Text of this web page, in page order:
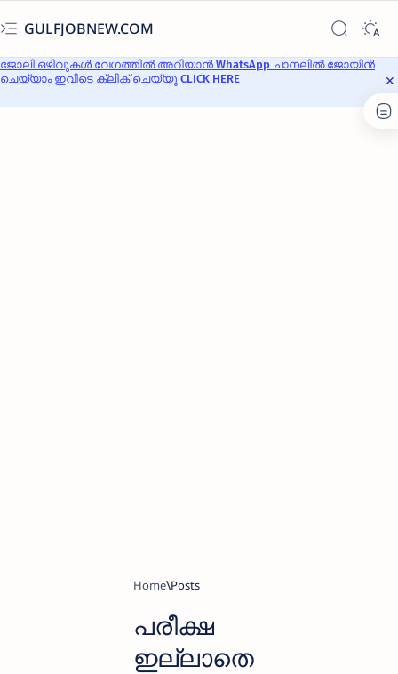
GULFJOBNEW.COM
ജോലി ഒഴിവുകൾ വേഗത്തിൽ അറിയാൻ WhatsApp ചാനലിൽ ജോയിൻ
ചെയ്യാം ഇവിടെ ക്ലിക് ചെയ്യൂ CLICK HERE
Home
പരീക്ഷ
ഇല്ലാതെ